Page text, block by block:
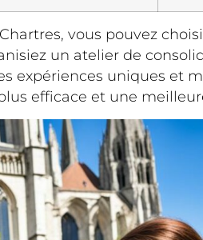
vous pouvez
un atelier de
expériences uniques et
efficace et une